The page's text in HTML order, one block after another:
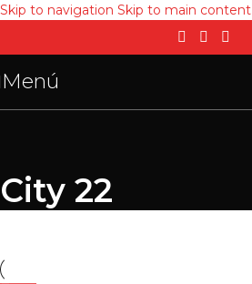
Skip to navigation Skip to main content
Menú
City 22